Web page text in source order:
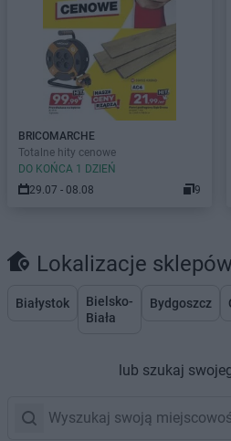
BRICOMARCHE
Totalne hity cenowe
DO KOŃCA 1 DZIEŃ
29.07 - 08.08
9
Lokalizacje sklepów
Białystok
Bielsko-
Biała
Bydgoszcz
lub szukaj